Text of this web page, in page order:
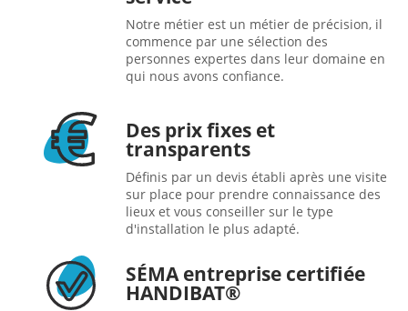
Notre métier est un métier de précision, il
commence par une sélection des
personnes expertes dans leur domaine en
qui nous avons confiance.
Des prix fixes et
transparents
Définis par un devis établi après une visite
sur place pour prendre connaissance des
lieux et vous conseiller sur le type
d'installation le plus adapté.
SÉMA entreprise certifiée
HANDIBAT®